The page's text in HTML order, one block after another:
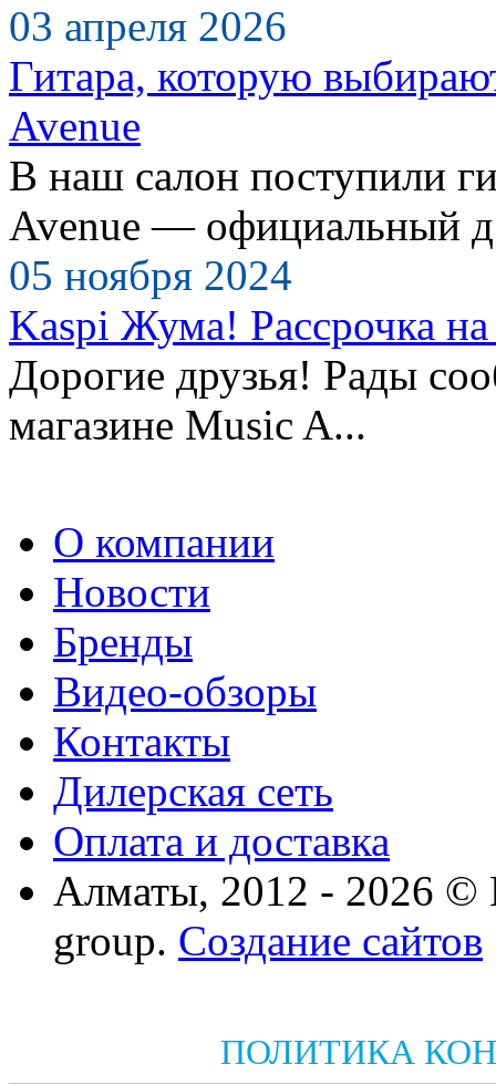
03 апреля 2026
Гитара, которую
Avenue
В наш салон поступили
Avenue — официальный
05 ноября 2024
Kaspi Жума! Рассрочка на
Дорогие друзья! Рады
магазине Music A...
О компании
Новости
Бренды
Видео-обзоры
Контакты
Дилерская сеть
Оплата и доставка
Алматы, 2012 - 2026 ©
group. Создание сайтов
ПОЛИТИКА